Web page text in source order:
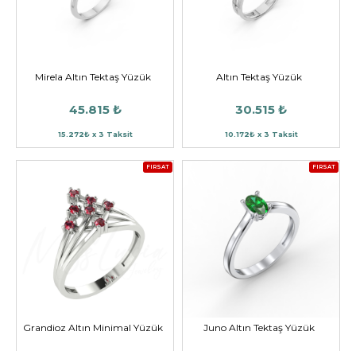
Mirela Altın Tektaş Yüzük
45.815 ₺
15.272₺ x 3 Taksit
Altın Tektaş Yüzük
30.515 ₺
10.172₺ x 3 Taksit
FIRSAT
Grandioz Altın Minimal Yüzük
FIRSAT
Juno Altın Tektaş Yüzük